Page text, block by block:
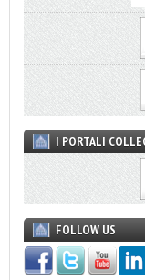
I PORTALI
FOLLOW US